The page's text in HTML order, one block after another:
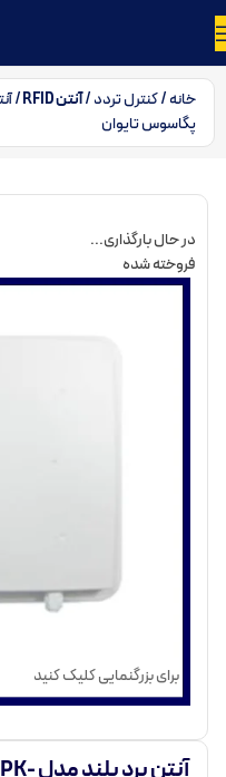
خانه کنترل تردد آنتن RFID
پگاسوس تایوان
در حال بارگذاری...
فروخته شده
برای بزرگنمایی کلیک کنید
آنتن برد بلند مدل PK-